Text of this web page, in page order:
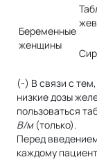
Беременные
женщины
(-) В связи с
низкие дозы
пользоваться
В/м(только).
Перед
каждому